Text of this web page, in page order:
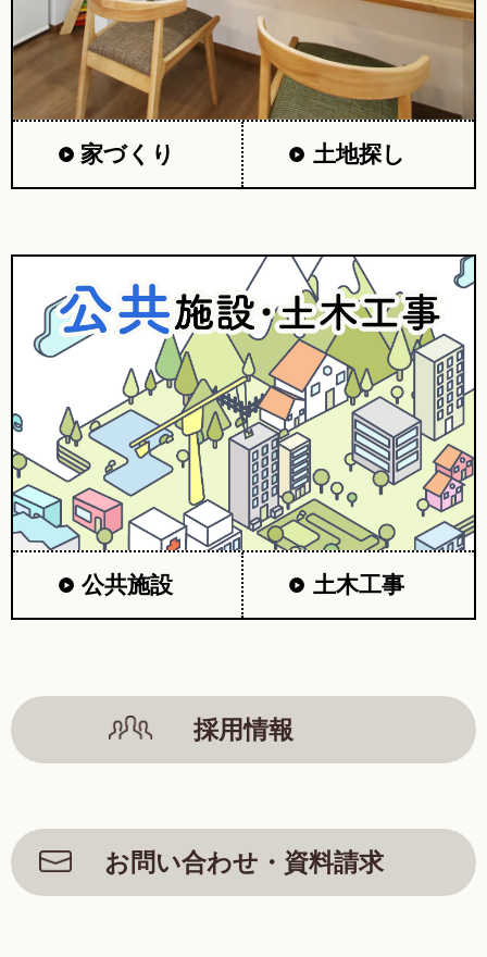
家づくり 土地探し
公共施設 土木工事
採用情報
お問い合わせ・資料請求